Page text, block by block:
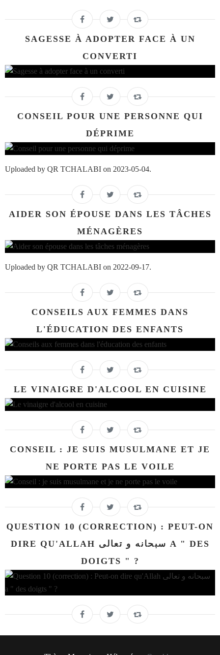
SAGESSE À ADOPTER FACE À UN
CONVERTI
CONSEIL POUR UNE PERSONNE QUI
DÉPRIME
Uploaded by QR TCHALABI on 2023-05-04.
AIDER SON ÉPOUSE DANS LES TÂCHES
MÉNAGÈRES
Uploaded by QR TCHALABI on 2022-09-17.
CONSEILS AUX FEMMES DANS
L'ÉDUCATION DES ENFANTS
LE VINAIGRE D'ALCOOL EN CUISINE
CONSEIL : JE SUIS MUSULMANE ET JE
NE PORTE PAS LE VOILE
QUESTION 10 (CORRECTION) : PEUT-ON
DIRE QU'ALLAH سبحانه و تعالى A " DES
DOIGTS " ?